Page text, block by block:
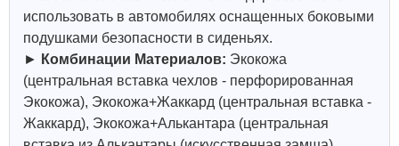
использовать в автомобилях оснащенных боковыми
подушками безопасности в сиденьях.
► Комбинации Материалов: Экокожа
(центральная вставка чехлов - перфорированная
Экокожа), Экокожа+Жаккард (центральная вставка -
Жаккард), Экокожа+Алькантара (центральная